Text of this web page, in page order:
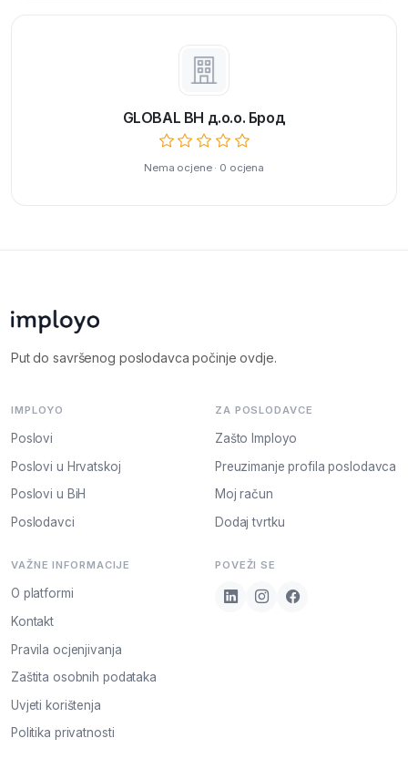
GLOBAL BH д.о.о. Брод
Nema ocjene · 0 ocjena
Put do savršenog poslodavca počinje ovdje.
IMPLOYO
Poslovi
Poslovi u Hrvatskoj
Poslovi u BiH
Poslodavci
ZA POSLODAVCE
Zašto Imployo
Preuzimanje profila poslodavca
Moj račun
Dodaj tvrtku
VAŽNE INFORMACIJE
O platformi
Kontakt
Pravila ocjenjivanja
Zaštita osobnih podataka
Uvjeti korištenja
Politika privatnosti
POVEŽI SE